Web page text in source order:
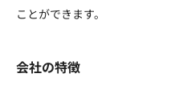
ことができます。
会社の特徴